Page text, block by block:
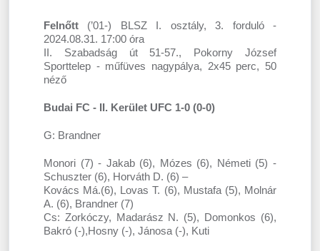
Felnőtt (’01-) BLSZ I. osztály, 3. forduló -
2024.08.31. 17:00 óra
II. Szabadság út 51-57., Pokorny József
Sporttelep - műfüves nagypálya, 2x45 perc, 50
néző
Budai FC - II. Kerület UFC 1-0 (0-0)
G: Brandner
Monori (7) - Jakab (6), Mózes (6), Németi (5) -
Schuszter (6), Horváth D. (6) –
Kovács Má.(6), Lovas T. (6), Mustafa (5), Molnár
A. (6), Brandner (7)
Cs: Zorkóczy, Madarász N. (5), Domonkos (6),
Bakró (-),Hosny (-), Jánosa (-), Kuti